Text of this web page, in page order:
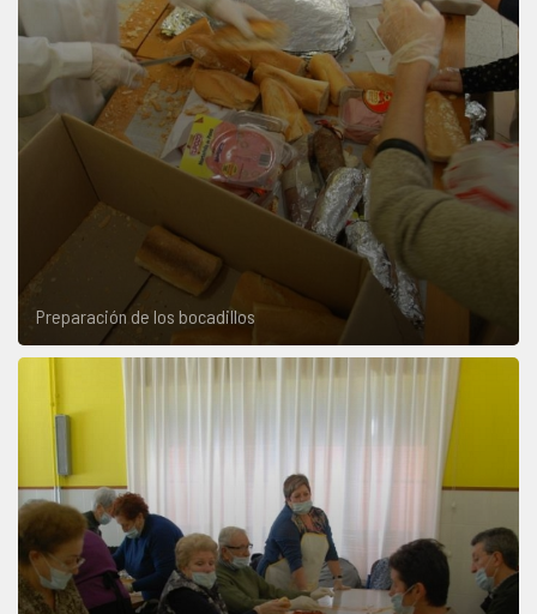
Preparación de los bocadillos